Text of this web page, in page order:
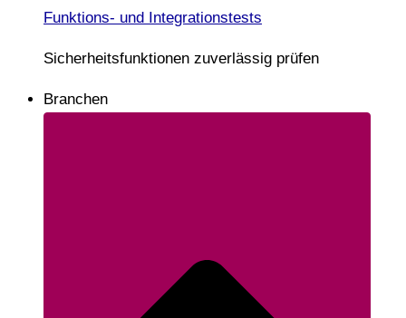
Funktions- und Integrationstests
Sicherheitsfunktionen zuverlässig prüfen
Branchen